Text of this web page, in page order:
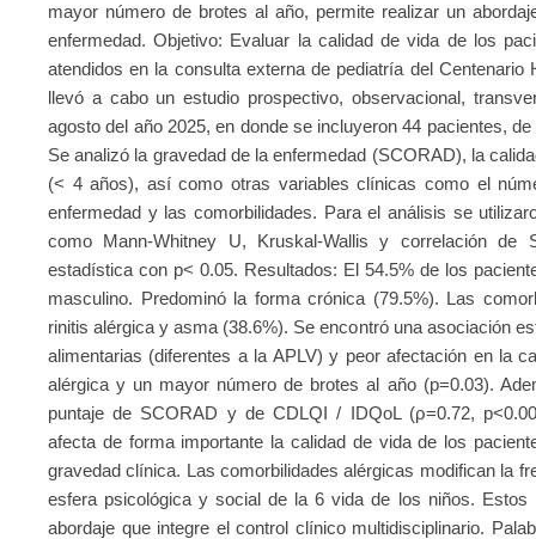
mayor número de brotes al año, permite realizar un
enfermedad. Objetivo: Evaluar la calidad de vida de los
atendidos en la consulta externa de pediatría del Centenario
llevó a cabo un estudio prospectivo, observacional,
agosto del año 2025, en donde se incluyeron 44 pacientes,
Se analizó la gravedad de la enfermedad (SCORAD), la
(< 4 años), así como otras variables clínicas como el
enfermedad y las comorbilidades. Para el análisis se
como Mann-Whitney U, Kruskal-Wallis y correlación de
estadística con p< 0.05. Resultados: El 54.5% de los
masculino. Predominó la forma crónica (79.5%). Las
rinitis alérgica y asma (38.6%). Se encontró una asociación
alimentarias (diferentes a la APLV) y peor afectación en la
alérgica y un mayor número de brotes al año (p=0.03).
puntaje de SCORAD y de CDLQI / IDQoL (ρ=0.72,
afecta de forma importante la calidad de vida de los
gravedad clínica. Las comorbilidades alérgicas modifican la
esfera psicológica y social de la 6 vida de los niños. Estos
abordaje que integre el control clínico multidisciplinario.